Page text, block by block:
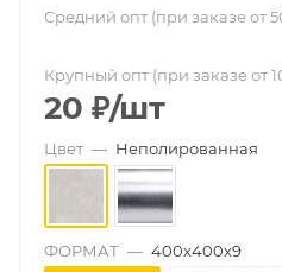
Средний опт (при заказе от
Крупный опт (при заказе от
20 ₽/шт
Цвет — Неполированная
ФОРМАТ — 400х400х9